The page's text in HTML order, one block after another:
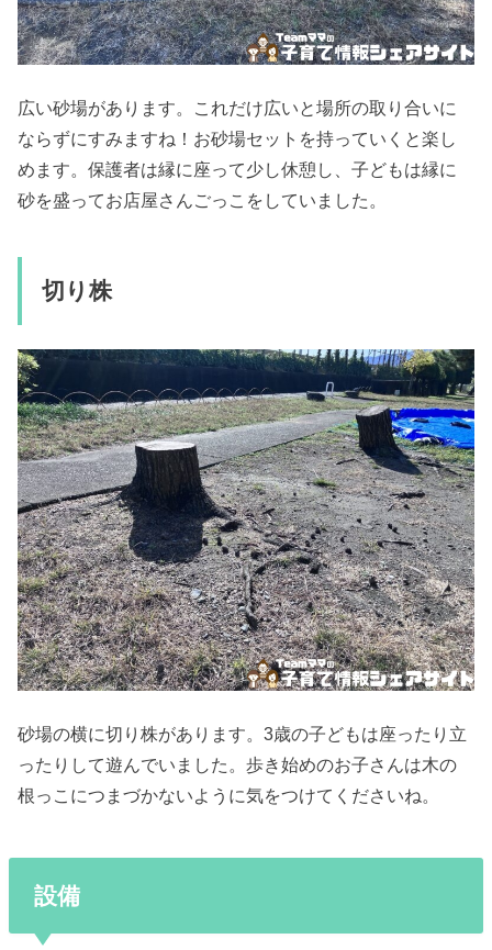
広い砂場があります。これだけ広いと場所の取り合いに
ならずにすみますね！お砂場セットを持っていくと楽し
めます。保護者は縁に座って少し休憩し、子どもは縁に
砂を盛ってお店屋さんごっこをしていました。
切り株
砂場の横に切り株があります。3歳の子どもは座ったり立
ったりして遊んでいました。歩き始めのお子さんは木の
根っこにつまづかないように気をつけてくださいね。
設備